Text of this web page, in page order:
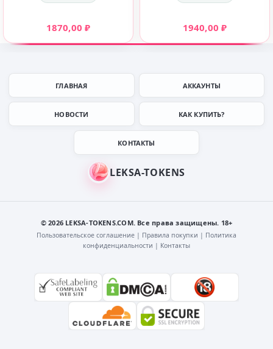
1870,00 ₽ 1940,00 ₽
ГЛАВНАЯ АККАУНТЫ
НОВОСТИ КАК КУПИТЬ?
КОНТАКТЫ
© 2026 LEKSA-TOKENS.COM. Все права защищены. 18+
Пользовательское соглашение | Правила покупки | Политика
конфиденциальности | Контакты